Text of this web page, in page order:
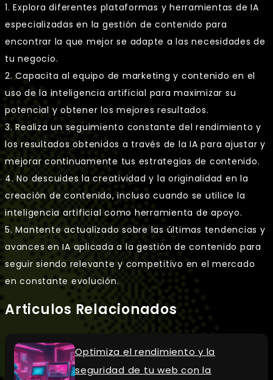
1. Explora diferentes plataformas y herramientas de IA
especializadas en la gestión de contenido para
encontrar la que mejor se adapte a las necesidades de
tu negocio.
2. Capacita al equipo de marketing y contenido en el
uso de la inteligencia artificial para maximizar su
potencial y obtener los mejores resultados.
3. Realiza un seguimiento constante del rendimiento y
los resultados obtenidos a través de la IA para ajustar y
mejorar continuamente tus estrategias de contenido.
4. No descuides la creatividad y la originalidad en la
creación de contenido, incluso cuando se utilice la
inteligencia artificial como herramienta de apoyo.
5. Mantente actualizado sobre las últimas tendencias y
avances en IA aplicada a la gestión de contenido para
seguir siendo relevante y competitivo en el mercado
en constante evolución.
Articulos Relacionados
Optimiza el rendimiento y la
seguridad de tu web con la